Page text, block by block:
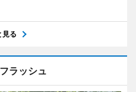
見る
ラッシュ